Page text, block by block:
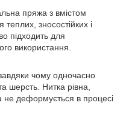
пряжа з вмістом
зносостійких і
підходить для
використання.
чому одночасно
шерсть. Нитка рівна,
деформується в процесі